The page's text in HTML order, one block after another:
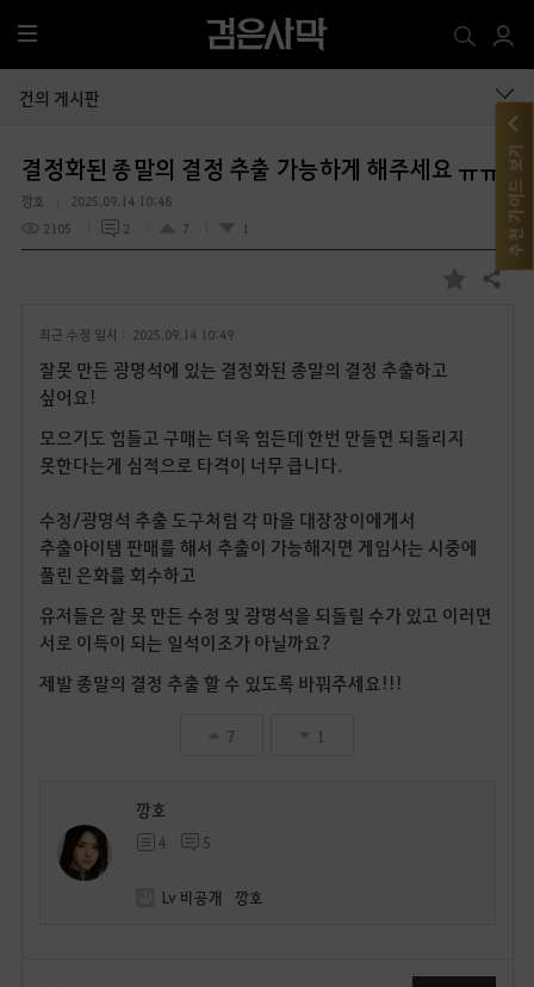
전
체
메
건의 게시판
결정화된 종말의 결정 추출 가능하게 해주세요 ㅠㅠ
깡호
2025.09.14 10:48
2105
2 7 1
즐
공유하기
최근 수정 일시 : 2025.09.14 10:49
잘못 만든 광명석에 있는 결정화된 종말의 결정 추출하고
싶어요!
모으기도 힘들고 구매는 더욱 힘든데 한번 만들면 되돌리지
못한다는게 심적으로 타격이 너무 큽니다.
수정/광명석 추출 도구처럼 각 마을 대장장이에게서
추출아이템 판매를 해서 추출이 가능해지면 게임사는 시중에
풀린 은화를 회수하고
유저들은 잘 못 만든 수정 및 광명석을 되돌릴 수가 있고 이러면
서로 이득이 되는 일석이조가 아닐까요?
제발 종말의 결정 추출 할 수 있도록 바꿔주세요!!!
7 1
깡호
4 5
Lv 비공개 깡호
추천 가이드 보기